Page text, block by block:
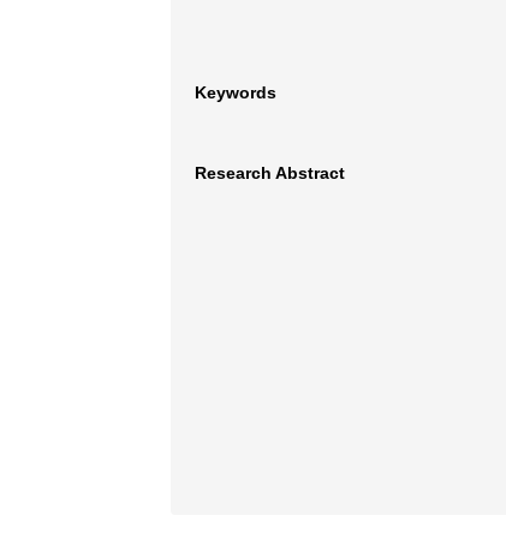
Keywords
Research Abstract